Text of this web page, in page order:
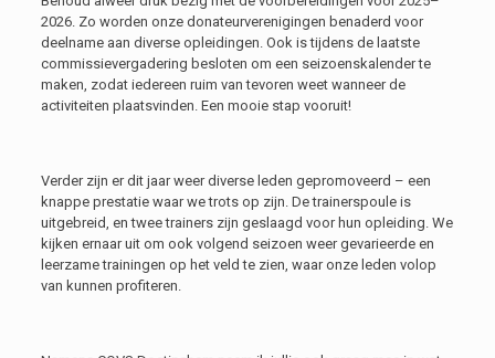
2026. Zo worden onze donateurverenigingen benaderd voor
deelname aan diverse opleidingen. Ook is tijdens de laatste
commissievergadering besloten om een seizoenskalender te
maken, zodat iedereen ruim van tevoren weet wanneer de
activiteiten plaatsvinden. Een mooie stap vooruit!
Verder zijn er dit jaar weer diverse leden gepromoveerd – een
knappe prestatie waar we trots op zijn. De trainerspoule is
uitgebreid, en twee trainers zijn geslaagd voor hun opleiding. We
kijken ernaar uit om ook volgend seizoen weer gevarieerde en
leerzame trainingen op het veld te zien, waar onze leden volop
van kunnen profiteren.